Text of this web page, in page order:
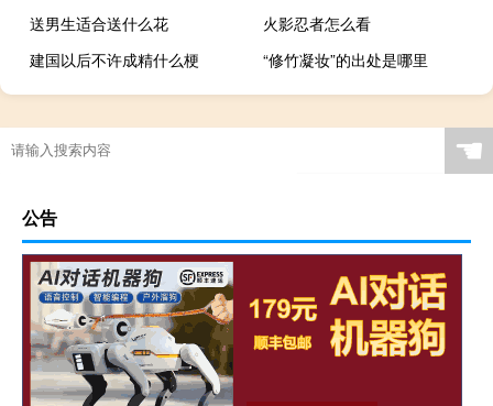
送男生适合送什么花
火影忍者怎么看
建国以后不许成精什么梗
“修竹凝妆”的出处是哪里
☚
公告